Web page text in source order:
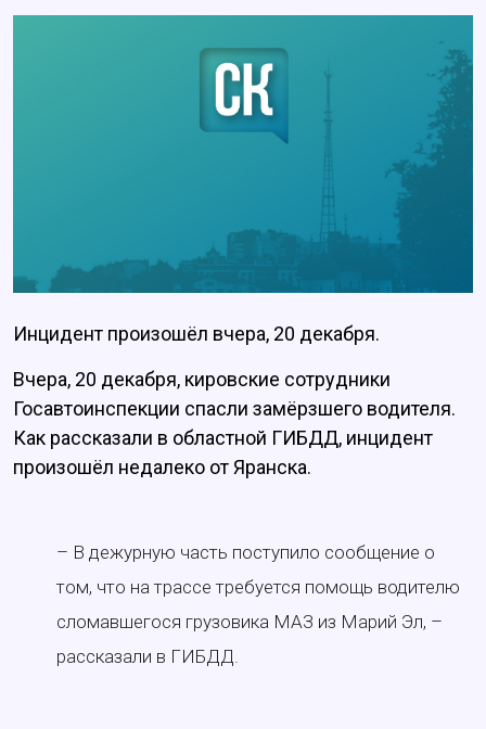
Инцидент произошёл вчера, 20 декабря.
Вчера, 20 декабря, кировские сотрудники
Госавтоинспекции спасли замёрзшего водителя.
Как рассказали в областной ГИБДД, инцидент
произошёл недалеко от Яранска.
– В дежурную часть поступило сообщение о
том, что на трассе требуется помощь водителю
сломавшегося грузовика МАЗ из Марий Эл, –
рассказали в ГИБДД.